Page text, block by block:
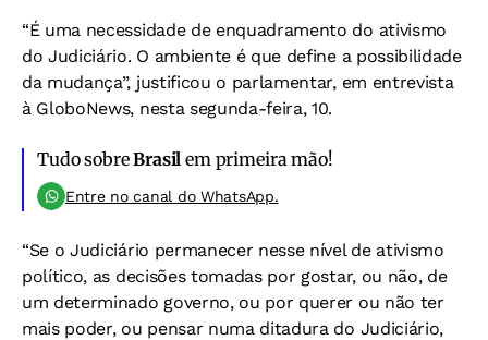
“É uma necessidade de enquadramento do ativismo
do Judiciário. O ambiente é que define a possibilidade
da mudança”, justificou o parlamentar, em entrevista
à GloboNews, nesta segunda-feira, 10.
Tudo sobreBrasil em primeira mão!
Entre no canal do WhatsApp.
“Se o Judiciário permanecer nesse nível de ativismo
político, as decisões tomadas por gostar, ou não, de
um determinado governo, ou por querer ou não ter
mais poder, ou pensar numa ditadura do Judiciário,